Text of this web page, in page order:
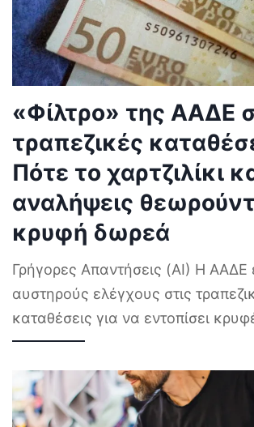
«Φίλτρο» της ΑΑΔΕ
τραπεζικές
Πότε το χαρτζιλίκι
αναλήψεις
κρυφή δωρεά
Γρήγορες Απαντήσεις (AI) Η ΑΑΔΕ
αυστηρούς ελέγχους στις
καταθέσεις για να εντοπίσει